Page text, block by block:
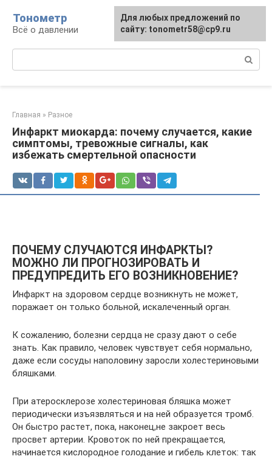
контенту
Тонометр
Всё о давлении
Главная » Разное
Инфаркт миокарда: почему случается, какие
симптомы, тревожные сигналы, как
избежать смертельной опасности
ПОЧЕМУ СЛУЧАЮТСЯ ИНФАРКТЫ?
МОЖНО ЛИ ПРОГНОЗИРОВАТЬ И
ПРЕДУПРЕДИТЬ ЕГО ВОЗНИКНОВЕНИЕ?
Инфаркт на здоровом сердце возникнуть не может,
поражает он только больной, искалеченный орган.
К сожалению, болезни сердца не сразу дают о себе
знать. Как правило, человек чувствует себя нормально,
даже если сосуды наполовину заросли холестериновыми
бляшками.
При атеросклерозе холестериновая бляшка может
периодически изъязвляться и на ней образуется тромб.
Он быстро растет, пока, наконец,не закроет весь
просвет артерии. Кровоток по ней прекращается,
начинается кислородное голодание и гибель клеток: так
Для любых предложений по
сайту: tonometr58@cp9.ru
Для любых предложений по
сайту: tonometr58@cp9.ru